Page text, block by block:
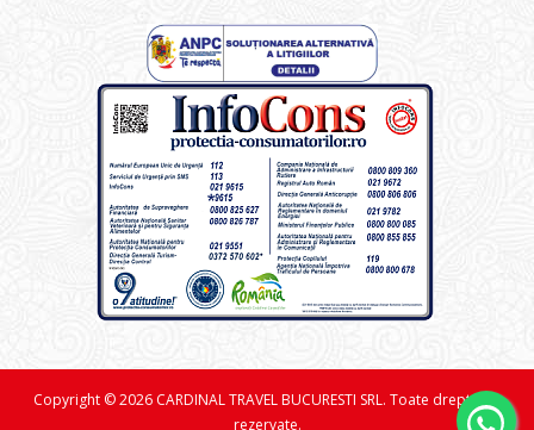
Copyright © 2026 CARDINAL TRAVEL BUCURESTI SRL. Toate drepturile
rezervate.